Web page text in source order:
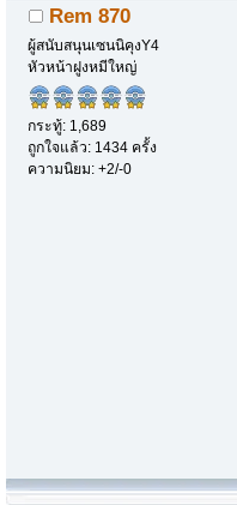
Rem 870
ผู้สนับสนุนเซนนิคุงY4
หัวหน้าฝูงหมีใหญ่
กระทู้: 1,689
ถูกใจแล้ว: 1434 ครั้ง
ความนิยม: +2/-0